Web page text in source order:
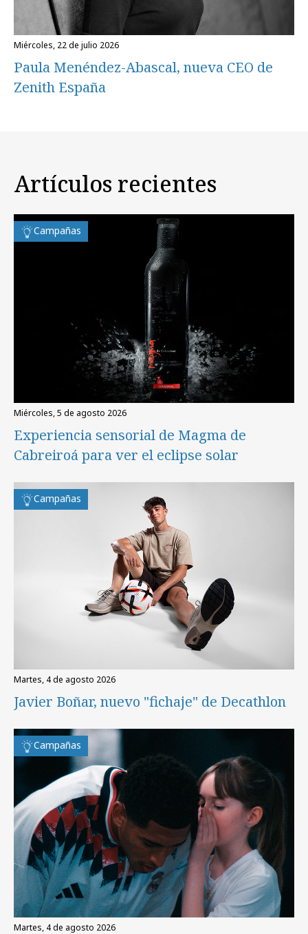
miércoles, 22 de julio 2026
Paula Menéndez-Abascal, nueva CEO de
Zenith España
Artículos recientes
Campañas
miércoles, 5 de agosto 2026
Experiencia sensorial de Magma de
Cabreiroá para ver el eclipse solar
Campañas
martes, 4 de agosto 2026
Javier Boñar, nuevo "fichaje" de Decathlon
Campañas
martes, 4 de agosto 2026